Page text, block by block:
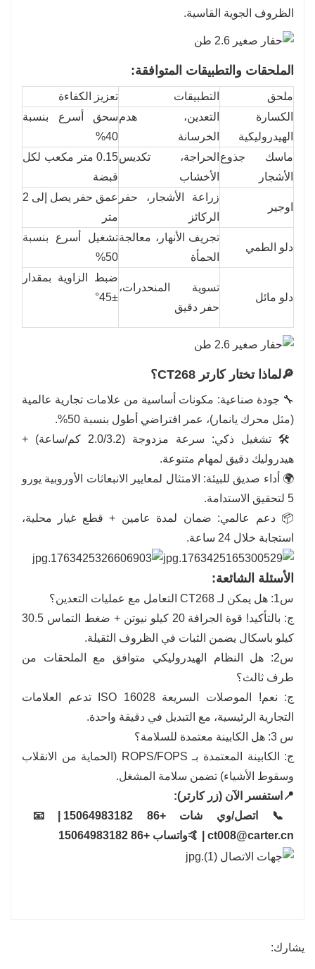
الظروف الجوية القاسية.
الملحقات والتطبيقات المتوافقة:
ملحق التطبيقات
تعزيز الكفاءة
الكسارة
الهيدروليكية
التعدين، هدم
الخرسانة
سحق أسرع بنسبة
40%
ماسك جذوع
الأشجار
الحراجة، تكديس
الأخشاب
0.15 متر مكعب لكل
قبضة
اوجير
زراعة الأشجار، حفر
الركائز
عمق حفر يصل إلى 2
متر
دلو الطمي
تجريف الأنهار، معالجة
الحمأة
تشغيل أسرع بنسبة
50%
دلو مائل
تسوية المنحدرات،
حفر دقيق
ضبط الزاوية بمقدار
±45°
🔎لماذا تختار كارتر CT268؟
🔧 جودة صناعية: مكونات أساسية من علامات تجارية عالمية
(مثل محرك يانمار)، عمر افتراضي أطول بنسبة 50%.
🛠️ تشغيل ذكي: سرعة مزدوجة (2.0/3.2 كم/ساعة) +
هيدروليك دقيق لمهام متنوعة.
🌍 أداء صديق للبيئة: الامتثال لمعايير الانبعاثات الأوروبية يورو
5 لتحقيق الاستدامة.
📦 دعم عالمي: ضمان لمدة عامين + قطع غيار محلية،
استجابة خلال 24 ساعة.
الأسئلة الشائعة:
س1: هل يمكن لـ CT268 التعامل مع عمليات التعدين؟
ج: بالتأكيد! قوة الجرافة 20 كيلو نيوتن + ضغط التماس 30.5
كيلو باسكال يضمن الثبات في الظروف الثقيلة.
س2: هل النظام الهيدروليكي متوافق مع الملحقات من
طرف ثالث؟
ج: نعم! الموصلات السريعة ISO 16028 تدعم العلامات
التجارية الرئيسية، مع التبديل في دقيقة واحدة.
س 3: هل الكابينة معتمدة للسلامة؟
ج: الكابينة المعتمدة بـ ROPS/FOPS (الحماية من الانقلاب
وسقوط الأشياء) تضمن سلامة المشغل.
📍استفسر الآن (زر كارتر):
📞 اتصل/وي شات +86 15064983182 | 📧
ct008@carter.cn | 🤙واتساب +86 15064983182
يشارك: